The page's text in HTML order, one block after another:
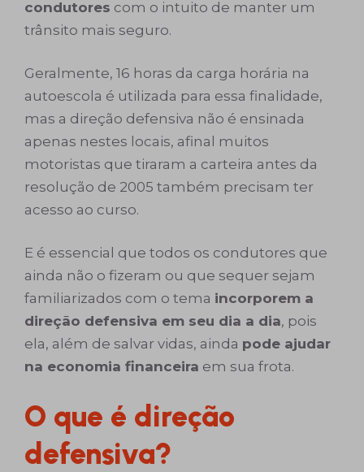
condutores com o intuito de manter um
trânsito mais seguro.
Geralmente, 16 horas da carga horária na
autoescola é utilizada para essa finalidade,
mas a direção defensiva não é ensinada
apenas nestes locais, afinal muitos
motoristas que tiraram a carteira antes da
resolução de 2005 também precisam ter
acesso ao curso.
E é essencial que todos os condutores que
ainda não o fizeram ou que sequer sejam
familiarizados com o tema incorporem a
direção defensiva em seu dia a dia, pois
ela, além de salvar vidas, ainda pode ajudar
na economia financeira em sua frota.
O que é direção
defensiva?